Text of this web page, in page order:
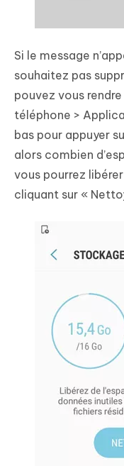
Si le message
souhaitez pas
pouvez vous
téléphone >
bas pour appuyer
alors combien
vous pourrez
cliquant sur «